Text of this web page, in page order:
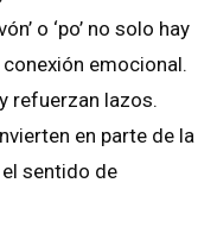
o ‘po’ no solo hay
emocional.
refuerzan lazos.
en parte de la
sentido de